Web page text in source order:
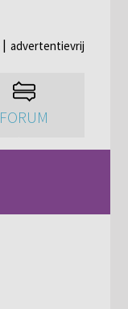
advertentievrij
FORUM